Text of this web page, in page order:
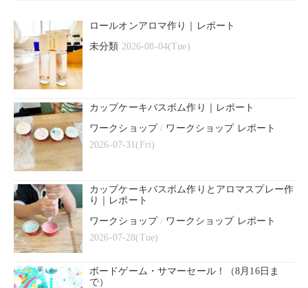
ロールオンアロマ作り｜レポート
未分類 2026-08-04(Tue)
カップケーキバスボム作り｜レポート
ワークショップ/ ワークショップ レポート
2026-07-31(Fri)
カップケーキバスボム作りとアロマスプレー作
り｜レポート
ワークショップ/ ワークショップ レポート
2026-07-28(Tue)
ボードゲーム・サマーセール！（8月16日ま
で）